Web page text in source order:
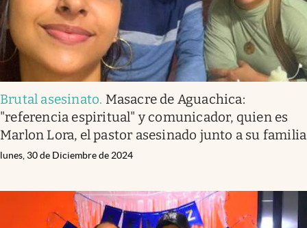
Brutal asesinato. Masacre de Aguachica:
"referencia espiritual" y comunicador, quien es
Marlon Lora, el pastor asesinado junto a su familia
lunes, 30 de Diciembre de 2024